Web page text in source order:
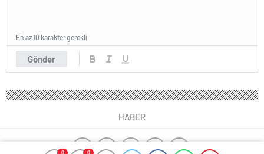
0 0
Gönder
En az 10 karakter gerekli
HABER